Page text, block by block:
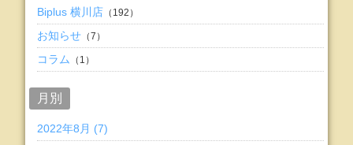
Biplus 横川店 （192）
お知らせ （7）
コラム （1）
月別
2022年8月 (7)